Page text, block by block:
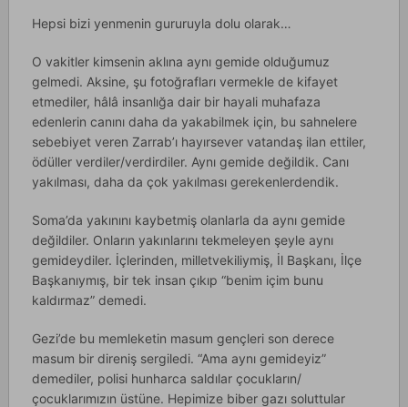
Hepsi bizi yenmenin gururuyla dolu olarak…
O vakitler kimsenin aklına aynı gemide olduğumuz
gelmedi. Aksine, şu fotoğrafları vermekle de kifayet
etmediler, hâlâ insanlığa dair bir hayali muhafaza
edenlerin canını daha da yakabilmek için, bu sahnelere
sebebiyet veren Zarrab’ı hayırsever vatandaş ilan ettiler,
ödüller verdiler/verdirdiler. Aynı gemide değildik. Canı
yakılması, daha da çok yakılması gerekenlerdendik.
Soma’da yakınını kaybetmiş olanlarla da aynı gemide
değildiler. Onların yakınlarını tekmeleyen şeyle aynı
gemideydiler. İçlerinden, milletvekiliymiş, İl Başkanı, İlçe
Başkanıymış, bir tek insan çıkıp “benim içim bunu
kaldırmaz” demedi.
Gezi’de bu memleketin masum gençleri son derece
masum bir direniş sergiledi. “Ama aynı gemideyiz”
demediler, polisi hunharca saldılar çocukların/
çocuklarımızın üstüne. Hepimize biber gazı soluttular